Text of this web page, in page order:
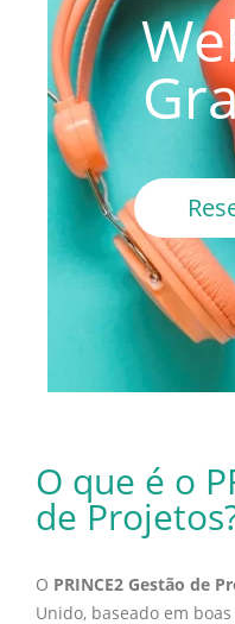
O que é o
de
O PRINCE2 Gestão de
Unido, baseado em